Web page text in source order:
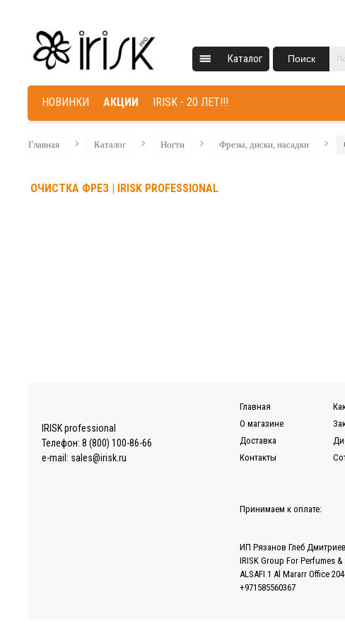
Каталог Поиск
НОВИНКИ АКЦИИ IRISK - 20 ЛЕТ!!!
Главная Каталог Ногти Фрезы, диски, насадки
ОЧИСТКА ФРЕЗ | IRISK PROFESSIONAL
IRISK professional
Телефон: 8 (800) 100-86-66
e-mail: sales@irisk.ru
Главная
О магазине
Доставка
Контакты
Принимаем к оплате:
ИП Рязанов Глеб
IRISK Group For Perfumes
ALSAFI 1 Al Mararr Office
+971585560367